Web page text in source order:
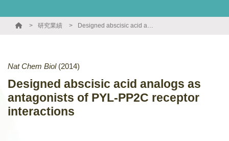
研究業績 Designed abscisic acid analogs as antagonists of PYL-PP2C receptor interactions
Nat Chem Biol (2014)
Designed abscisic acid analogs as
antagonists of PYL-PP2C receptor
interactions